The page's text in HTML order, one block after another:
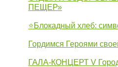
ПЕЩЕР»
⭐Блокадный хлеб:
Гордимся Героями
ГАЛА-КОНЦЕРТ V